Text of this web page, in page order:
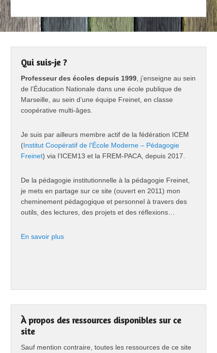
Qui suis-je ?
Professeur des écoles depuis 1999 , j’enseigne au sein
de l’Éducation Nationale dans une école publique de
Marseille, au sein d’une équipe Freinet, en classe
coopérative multi-âges.
Je suis par ailleurs membre actif de la fédération ICEM
(Institut Coopératif de l’École Moderne – Pédagogie
Freinet) via l’ICEM13 et la FREM-PACA, depuis 2017.
De la pédagogie institutionnelle à la pédagogie Freinet,
je mets en partage sur ce site (ouvert en 2011) mon
cheminement pédagogique et personnel à travers des
outils, des lectures, des projets et des réflexions…
En savoir plus
À propos des ressources disponibles sur ce
site
Sauf mention contraire, toutes les ressources de ce site